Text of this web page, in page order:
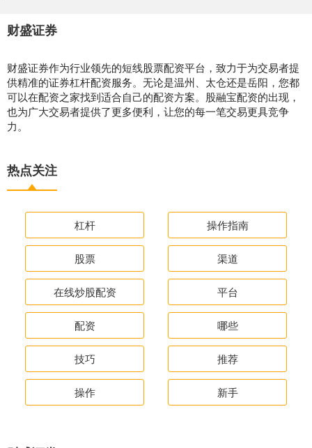
财盛证券
财盛证券作为行业领先的短线股票配资平台，致力于为交易者提
供精准的证券杠杆配资服务。无论是温州、太仓还是岳阳，您都
可以在配资之家找到适合自己的配资方案。股融宝配资的出现，
也为广大交易者提供了更多便利，让您的每一笔交易更具竞争
力。
热点关注
杠杆 操作指南
股票 渠道
在线炒股配资 平台
配资 哪些
技巧 推荐
操作 新手